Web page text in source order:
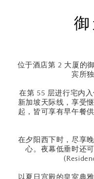
位于酒店第 2 大厦的
宾所
在第 55 层进行宅内
新加坡天际线，享受
起，皆可享有早午餐
在夕阳西下时，尽享
心。夜幕低垂时还
以夏日宫殿的皇室典